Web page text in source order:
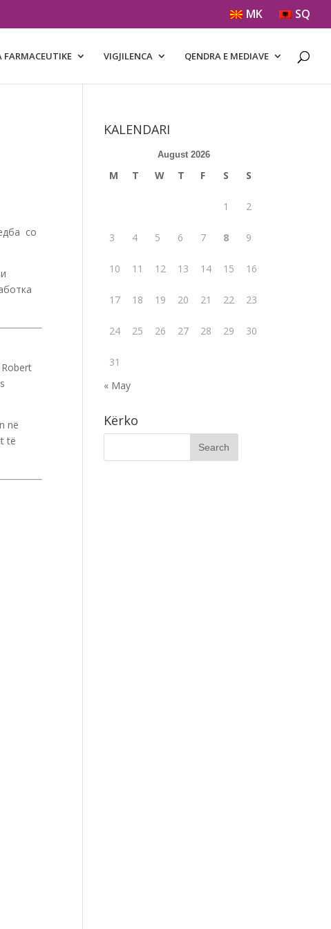
MK SQ
FARMACEUTIKE VIGJILENCA QENDRA E MEDIAVE
со
në
të
KALENDARI
August 2026
M T W T F S S
1 2
3 4 5 6 7 8 9
10 11 12 13 14 15 16
17 18 19 20 21 22 23
24 25 26 27 28 29 30
31
« May
Kërko